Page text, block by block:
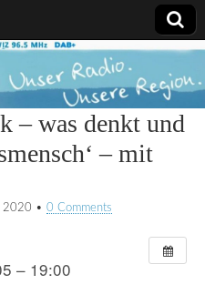
– was denkt und
– mit
2020 • 0 Comments
– 19:00